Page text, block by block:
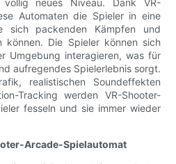
völlig neues Niveau. Dank VR-
Automaten die Spieler in eine
sich packenden Kämpfen und
können. Die Spieler können sich
Umgebung interagieren, was für
aufregendes Spielerlebnis sorgt.
realistischen Soundeffekten
Tracking werden VR-Shooter-
fesseln und sie immer wieder
Arcade-Spielautomat